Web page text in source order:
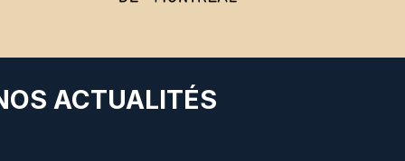
ACTUALITÉS